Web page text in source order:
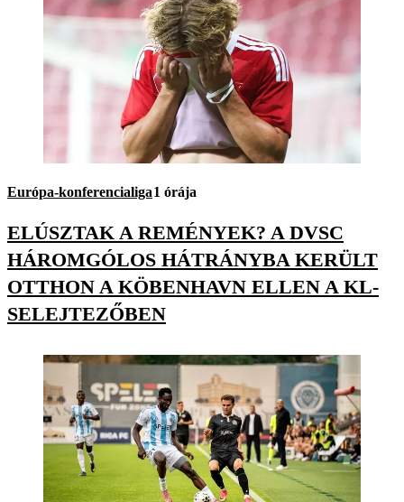
Európa-konferencialiga1 órája
ELÚSZTAK A REMÉNYEK? A DVSC
HÁROMGÓLOS HÁTRÁNYBA KERÜLT
OTTHON A KÖBENHAVN ELLEN A KL-
SELEJTEZŐBEN